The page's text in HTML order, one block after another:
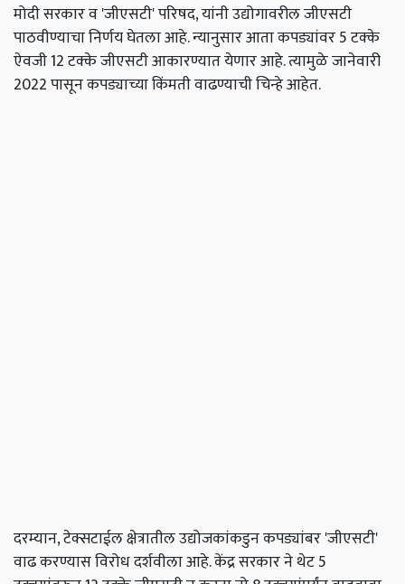
मोदी सरकार व 'जीएसटी' परिषद, यांनी उद्योगावरील जीएसटी
पाठवीण्याचा निर्णय घेतला आहे. न्यानुसार आता कपड्यांवर 5 टक्के
ऐवजी 12 टक्के जीएसटी आकारण्यात येणार आहे. त्यामुळे जानेवारी
2022 पासून कपड्याच्या किंमती वाढण्याची चिन्हे आहेत.
दरम्यान, टेक्सटाईल क्षेत्रातील उद्योजकांकडुन कपड्यांबर 'जीएसटी'
वाढ करण्यास विरोध दर्शवीला आहे. केंद्र सरकार ने थेट 5